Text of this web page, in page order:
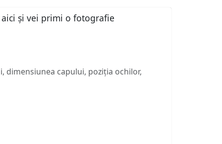
și vei primi o fotografie
dimensiunea capului, poziția ochilor,